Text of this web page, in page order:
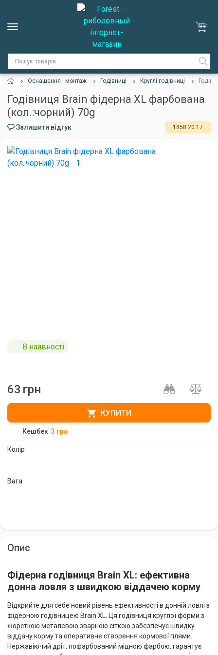
Оснащення і монтаж Годівниці Круглі годівниці
Годівниця Brain фідерна XL фарбована
(кол.:чорний) 70g
Залишити відгук 1858.20.17
Колір
Вага
В наявності
63 грн
КУПИТИ
Кешбек 3 грн
Опис
Фідерна годівниця Brain XL: ефективна
донна ловля з швидкою віддачею корму
Відкрийте для себе новий рівень ефективності в донній ловлі з
фідерною годівницею Brain XL. Ця годівниця круглої форми з
жорсткою металевою зварною сіткою забезпечує швидку
віддачу корму та оперативне створення кормової плями.
Нержавіючий дріт, пофарбований міцною фарбою, гарантує